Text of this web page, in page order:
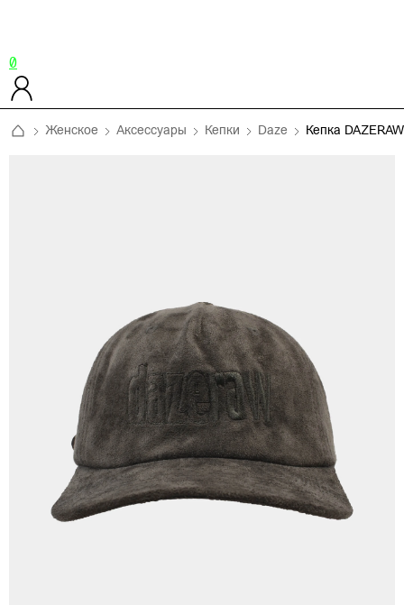
0
Женское Аксессуары Кепки Daze Кепка DAZERAW